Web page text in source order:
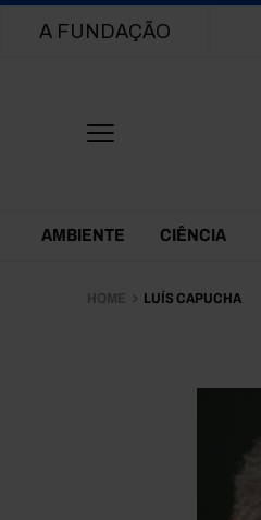
Main navigation
A FUNDAÇÃO
Themes Menu
AMBIENTE CIÊNCIA
HOME LUÍS CAPUCHA